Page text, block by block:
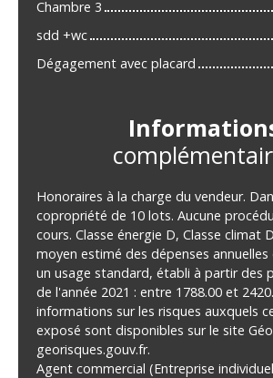
Chambre 3
sdd +wc
Dégagement avec placard
Honoraires à la charge du vendeur.
copropriété de 10 lots. Aucune
cours. Classe énergie D, Classe climat
moyen estimé des dépenses
un usage standard, établi à partir des
de l'année 2021 : entre 1788.00 et
informations sur les risques auxquels
exposé sont disponibles sur le site
georisques.gouv.fr.
Agent commercial (Entreprise